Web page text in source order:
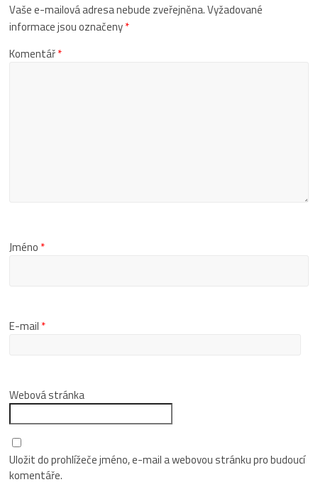
Vaše e-mailová adresa nebude zveřejněna.Vyžadované
informace jsou označeny*
Komentář*
Jméno *
E-mail *
Webová stránka
Uložit do prohlížeče jméno, e-mail a webovou stránku pro budoucí
komentáře.